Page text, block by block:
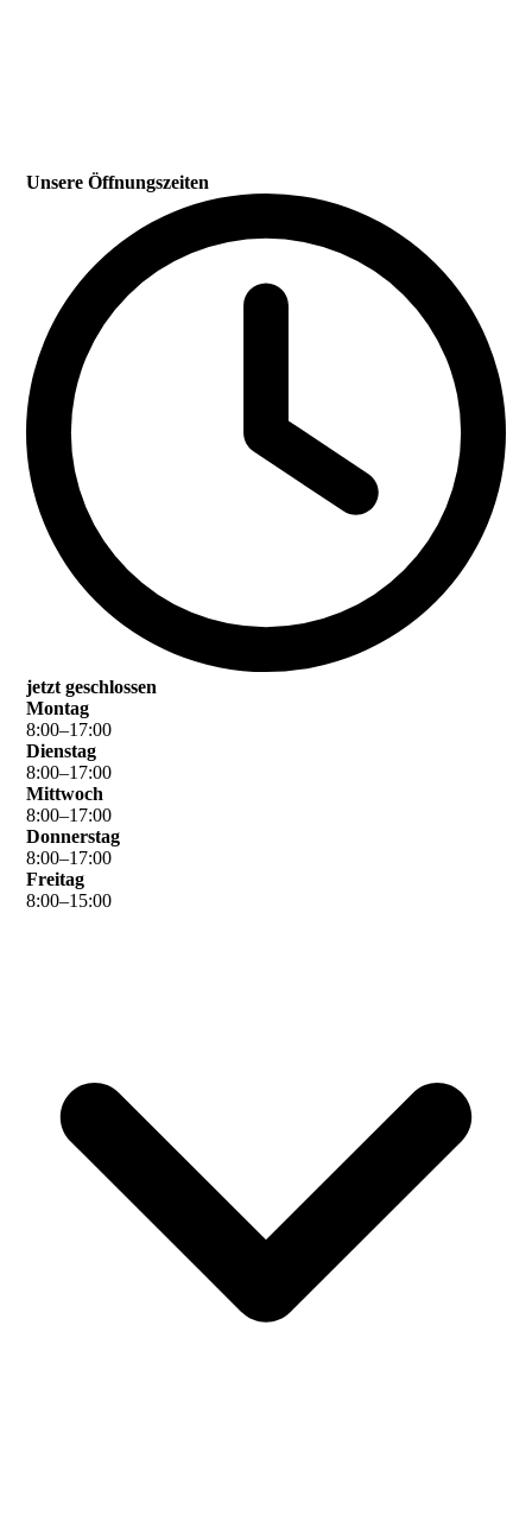
Unsere Öffnungszeiten
jetzt geschlossen
Montag
8:00–17:00
Dienstag
8:00–17:00
Mittwoch
8:00–17:00
Donnerstag
8:00–17:00
Freitag
8:00–15:00